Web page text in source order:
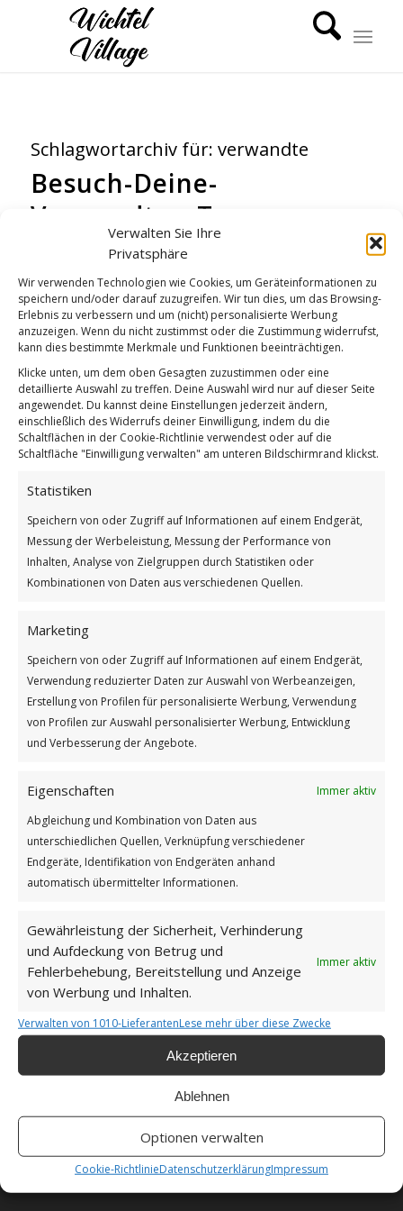
Verwalten Sie Ihre
Privatsphäre
Wir verwenden Technologien wie Cookies, um Geräteinformationen zu
speichern und/oder darauf zuzugreifen. Wir tun dies, um das Browsing-
Erlebnis zu verbessern und um (nicht) personalisierte Werbung
anzuzeigen. Wenn du nicht zustimmst oder die Zustimmung widerrufst,
kann dies bestimmte Merkmale und Funktionen beeinträchtigen.
Klicke unten, um dem oben Gesagten zuzustimmen oder eine
detaillierte Auswahl zu treffen. Deine Auswahl wird nur auf dieser Seite
angewendet. Du kannst deine Einstellungen jederzeit ändern,
einschließlich des Widerrufs deiner Einwilligung, indem du die
Schaltflächen in der Cookie-Richtlinie verwendest oder auf die
Schaltfläche "Einwilligung verwalten" am unteren Bildschirmrand klickst.
Statistiken
Speichern von oder Zugriff auf Informationen auf einem Endgerät,
Messung der Werbeleistung, Messung der Performance von
Inhalten, Analyse von Zielgruppen durch Statistiken oder
Kombinationen von Daten aus verschiedenen Quellen.
Marketing
Speichern von oder Zugriff auf Informationen auf einem Endgerät,
Verwendung reduzierter Daten zur Auswahl von Werbeanzeigen,
Erstellung von Profilen für personalisierte Werbung, Verwendung
von Profilen zur Auswahl personalisierter Werbung, Entwicklung
und Verbesserung der Angebote.
Eigenschaften
Immer aktiv
Abgleichung und Kombination von Daten aus
unterschiedlichen Quellen, Verknüpfung verschiedener
Endgeräte, Identifikation von Endgeräten anhand
automatisch übermittelter Informationen.
Gewährleistung der Sicherheit, Verhinderung
und Aufdeckung von Betrug und
Fehlerbehebung, Bereitstellung und Anzeige
von Werbung und Inhalten.
Immer aktiv
Verwalten von 1010-LieferantenLese mehr über diese Zwecke
Akzeptieren
Ablehnen
Optionen verwalten
Cookie-RichtlinieDatenschutzerklärungImpressum
Schlagwortarchiv für: verwandte
Besuch-Deine-
Verwandten-Tag
Besuch-Deine-Verwandten-Tag
Weiterlesen
18. MAI 2026 0 KOMMENTARE BETTINA
Impressum
Unsere Cookie-Richtlinie (EU)
Haftungsausschluss
Als Amazon-Partner verdiene ich an qualifizierten
Verkäufen.